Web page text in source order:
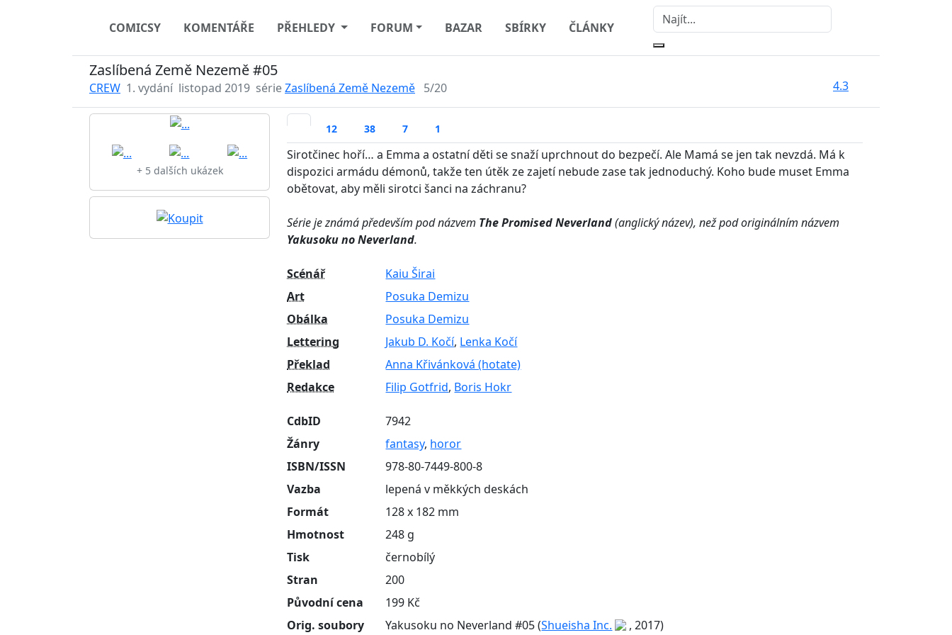
COMICSY KOMENTÁŘE PŘEHLEDY FORUM BAZAR SBÍRKY ČLÁNKY
Zaslíbená Země Nezemě #05
CREW 1. vydání listopad 2019 sérieZaslíbená Země Nezemě 5/20 4.3
+ 5 dalších ukázek
12 38 7 1
Sirotčinec hoří… a Emma a ostatní děti se snaží uprchnout do bezpečí. Ale Mamá se jen tak nevzdá. Má k
dispozici armádu démonů, takže ten útěk ze zajetí nebude zase tak jednoduchý. Koho bude muset Emma
obětovat, aby měli sirotci šanci na záchranu?
Série je známá především pod názvem The Promised Neverland(anglický název), než pod originálním názvem
Yakusoku no Neverland.
Scénář
Kaiu Širai
Art
Posuka Demizu
Obálka
Posuka Demizu
Lettering
Jakub D. Kočí, Lenka Kočí
Překlad
Anna Křivánková (hotate)
Redakce
Filip Gotfrid, Boris Hokr
CdbID
7942
Žánry
fantasy, horor
ISBN/ISSN
978-80-7449-800-8
Vazba
lepená v měkkých deskách
Formát
128 x 182 mm
Hmotnost
248 g
Tisk
černobílý
Stran
200
Původní cena
199 Kč
Orig. soubory
Yakusoku no Neverland #05 (Shueisha Inc. , 2017)